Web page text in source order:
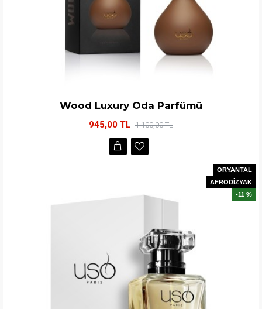
Wood Luxury Oda Parfümü
945,00 TL 1.100,00 TL
ORYANTAL
AFRODİZYAK
-11 %